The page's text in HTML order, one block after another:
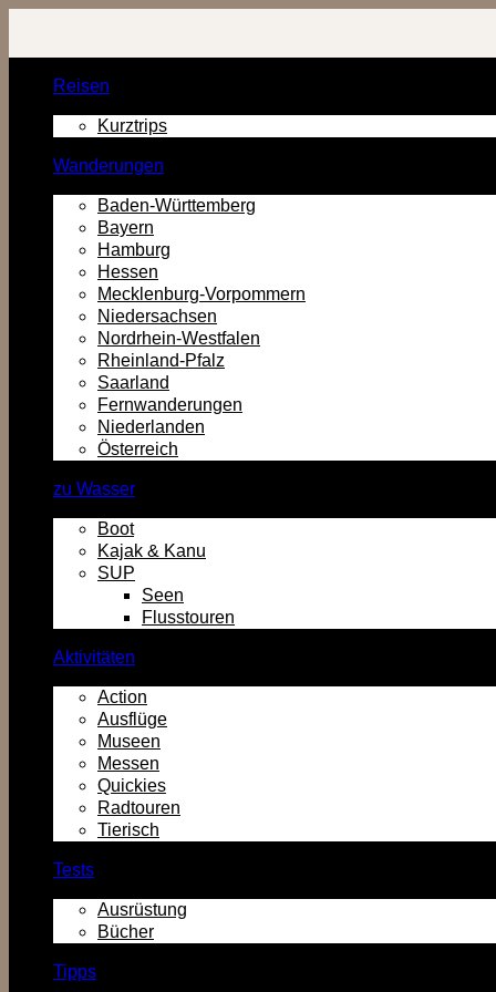
Inhalt
Reisen
Kurztrips
Wanderungen
Baden-Württemberg
Bayern
Hamburg
Hessen
Mecklenburg-Vorpommern
Niedersachsen
Nordrhein-Westfalen
Rheinland-Pfalz
Saarland
Fernwanderungen
Niederlanden
Österreich
zu Wasser
Boot
Kajak & Kanu
SUP
Seen
Flusstouren
Aktivitäten
Action
Ausflüge
Museen
Messen
Quickies
Radtouren
Tierisch
Tests
Ausrüstung
Bücher
Tipps